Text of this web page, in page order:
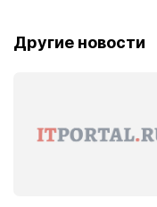
Другие новости